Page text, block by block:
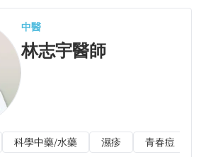
中醫
林志宇醫師
科學中藥/水藥 濕疹 青春痘